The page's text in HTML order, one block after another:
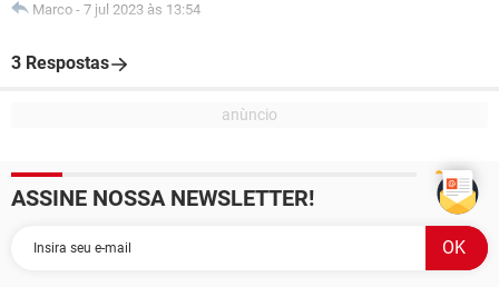
Marco - 7 jul 2023 às 13:54
3 Respostas
ASSINE NOSSA NEWSLETTER!